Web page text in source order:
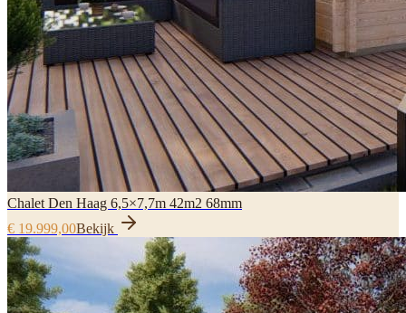
Chalet Den Haag 6,5×7,7m 42m2 68mm
€ 19.999,00Bekijk